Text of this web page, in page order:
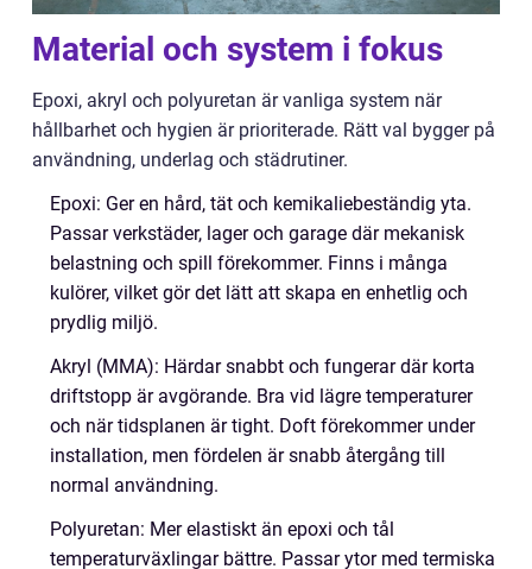
Material och system i fokus
Epoxi, akryl och polyuretan är vanliga system när
hållbarhet och hygien är prioriterade. Rätt val bygger på
användning, underlag och städrutiner.
Epoxi: Ger en hård, tät och kemikaliebeständig yta.
Passar verkstäder, lager och garage där mekanisk
belastning och spill förekommer. Finns i många
kulörer, vilket gör det lätt att skapa en enhetlig och
prydlig miljö.
Akryl (MMA): Härdar snabbt och fungerar där korta
driftstopp är avgörande. Bra vid lägre temperaturer
och när tidsplanen är tight. Doft förekommer under
installation, men fördelen är snabb återgång till
normal användning.
Polyuretan: Mer elastiskt än epoxi och tål
temperaturväxlingar bättre. Passar ytor med termiska